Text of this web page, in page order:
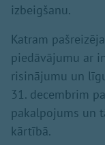
izbeigšanu.
Katram
piedāvājumu ar
risinājumu un
31. decembrim
pakalpojums un
kārtībā.